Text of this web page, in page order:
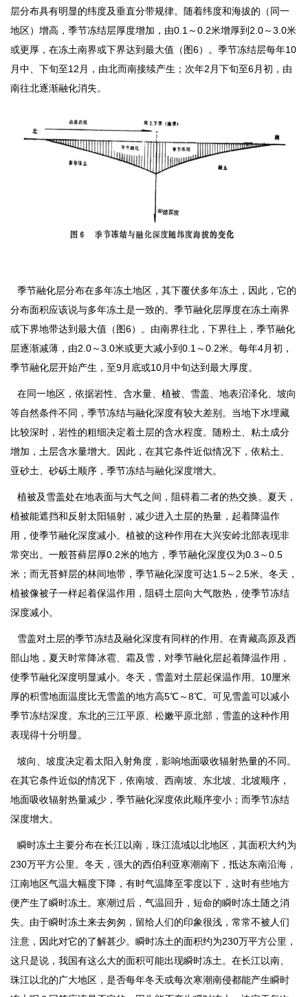
层分布具有明显的纬度及垂直分带规律。随着纬度和海拔的（同一
地区）增高，季节冻结层厚度增加，由0.1～0.2米增厚到2.0～3.0米
或更厚，在冻土南界或下界达到最大值（图6）。季节冻结层每年10
月中、下旬至12月，由北而南接续产生；次年2月下旬至6月初，由
南往北逐渐融化消失。
季节融化层分布在多年冻土地区，其下覆伏多年冻土，因此，它的
分布面积应该说与多年冻土是一致的。季节融化层厚度在冻土南界
或下界地带达到最大值（图6）。由南界往北，下界往上，季节融化
层逐渐减薄，由2.0～3.0米或更大减小到0.1～0.2米。每年4月初，
季节融化层开始产生，至9月底或10月中旬达到最大厚度。
在同一地区，依据岩性、含水量、植被、雪盖、地表沼泽化、坡向
等自然条件不同，季节冻结与融化深度有较大差别。当地下水埋藏
比较深时，岩性的粗细决定着土层的含水程度。随粉土、粘土成分
增加，土层含水量增大。因此，在其它条件近似情况下，依粘土、
亚砂土、砂砾土顺序，季节冻结与融化深度增大。
植被及雪盖处在地表面与大气之间，阻碍着二者的热交换。夏天，
植被能遮挡和反射太阳辐射，减少进入土层的热量，起着降温作
用，使季节融化深度减小。植被的这种作用在大兴安岭北部表现非
常突出。一般苔藓层厚0.2米的地方，季节融化深度仅为0.3～0.5
米；而无苔鲜层的林间地带，季节融化深度可达1.5～2.5米。冬天，
植被像被子一样起着保温作用，阻碍土层向大气散热，使季节冻结
深度减小。
雪盖对土层的季节冻结及融化深度有同样的作用。在青藏高原及西
部山地，夏天时常降冰雹、霜及雪，对季节融化层起着降温作用，
使季节融化深度明显减小。冬天，雪盖对土层起保温作用。10厘米
厚的积雪地面温度比无雪盖的地方高5℃～8℃。可见雪盖可以减小
季节冻结深度。东北的三江平原、松嫩平原北部，雪盖的这种作用
表现得十分明显。
坡向、坡度决定着太阳入射角度，影响地面吸收辐射热量的不同。
在其它条件近似的情况下，依南坡、西南坡、东北坡、北坡顺序，
地面吸收辐射热量减少，季节融化深度依此顺序变小；而季节冻结
深度增大。
瞬时冻土主要分布在长江以南，珠江流域以北地区，其面积大约为
230万平方公里。冬天，强大的西伯利亚寒潮南下，抵达东南沿海，
江南地区气温大幅度下降，有时气温降至零度以下，这时有些地方
便产生了瞬时冻土。寒潮过后，气温回升，短命的瞬时冻土随之消
失。由于瞬时冻土来去匆匆，留给人们的印象很浅，常常不被人们
注意，因此对它的了解甚少。瞬时冻土的面积约为230万平方公里，
这只是说，我国有这么大的面积可能出现瞬时冻土。在长江以南、
珠江以北的广大地区，是否每年冬天或每次寒潮南侵都能产生瞬时